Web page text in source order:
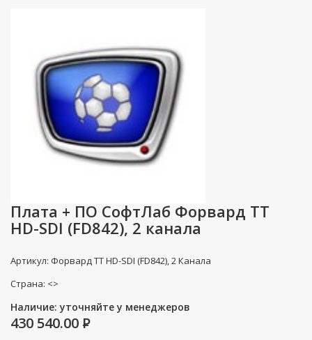
Плата + ПО СофтЛаб Форвард ТТ
HD-SDI (FD842), 2 канала
Артикул: Форвард ТТ HD-SDI (FD842), 2 Канала
Страна: <>
Наличие: уточняйте у менеджеров
430 540.00 P